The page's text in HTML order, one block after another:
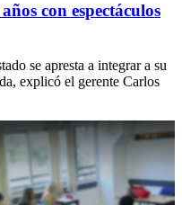
con espectáculos
se apresta a integrar a su
explicó el gerente Carlos